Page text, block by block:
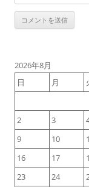
2026年8月
日
月
2
3
9
10
16
17
23
24